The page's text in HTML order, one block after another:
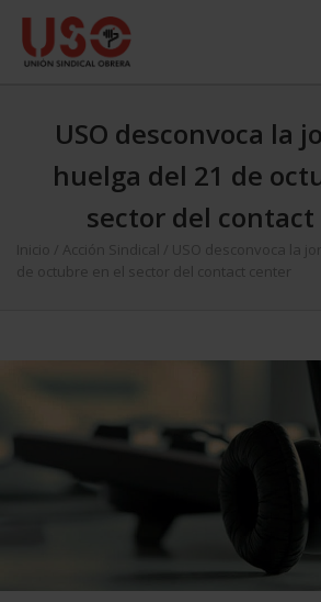
USO desconvoca la
huelga del 21 de
sector del
Inicio Acción Sindical
USO desconvoca la
de octubre en el sector del contact center